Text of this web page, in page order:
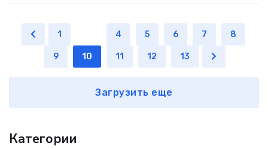
1 4 5 6 7 8
9 10 11 12 13
Загрузить еще
Категории